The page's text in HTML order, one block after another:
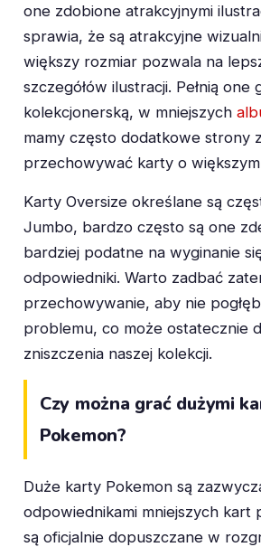
one zdobione atrakcyjnymi
sprawia, że są atrakcyjne
większy rozmiar pozwala na
szczegółów ilustracji. Pełnią one
kolekcjonerską, w mniejszych
mamy często dodatkowe strony
przechowywać karty o
Karty Oversize określane są
Jumbo, bardzo często są one
bardziej podatne na wyginanie
odpowiedniki. Warto zadbać
przechowywanie, aby nie
problemu, co może ostatecznie
zniszczenia naszej kolekcji.
Czy można grać dużymi
Pokemon?
Duże karty Pokemon są
odpowiednikami mniejszych kart
są oficjalnie dopuszczane w